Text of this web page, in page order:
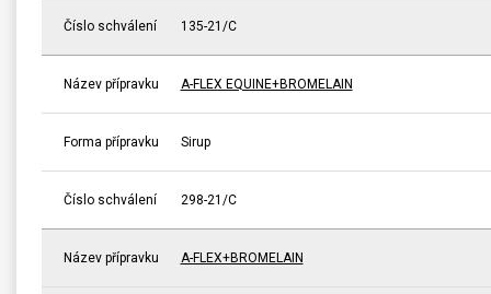
Číslo schválení 135-21/C
Název přípravku A-FLEX EQUINE+BROMELAIN
Forma přípravku Sirup
Číslo schválení 298-21/C
Název přípravku A-FLEX+BROMELAIN